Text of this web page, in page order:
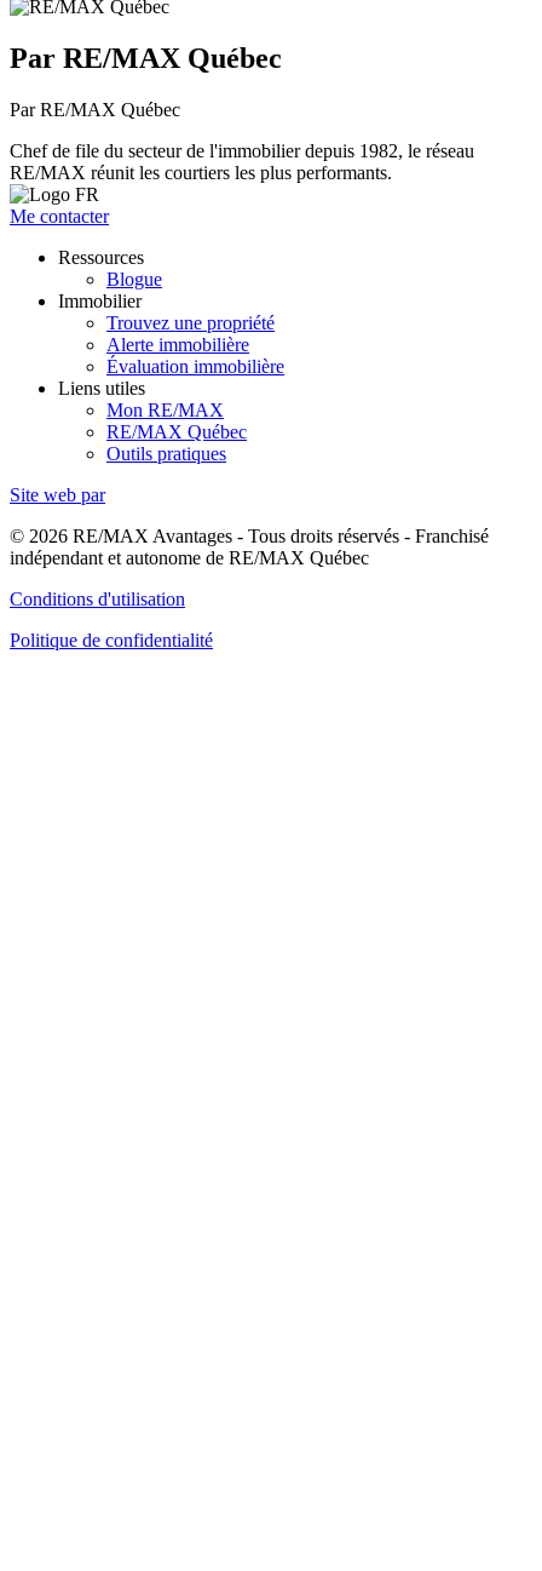
Par RE/MAX Québec
Par RE/MAX Québec
Chef de file du secteur de l'immobilier depuis 1982, le réseau
RE/MAX réunit les courtiers les plus performants.
Me contacter
Ressources
Blogue
Immobilier
Trouvez une propriété
Alerte immobilière
Évaluation immobilière
Liens utiles
Mon RE/MAX
RE/MAX Québec
Outils pratiques
Site web par
© 2026 RE/MAX Avantages - Tous droits réservés - Franchisé
indépendant et autonome de RE/MAX Québec
Conditions d'utilisation
Politique de confidentialité